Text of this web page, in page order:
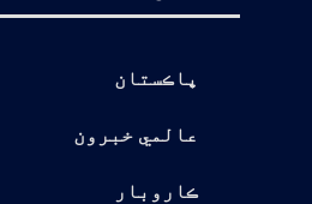
پاڪستان
عالمي خبرون
ڪاروبار